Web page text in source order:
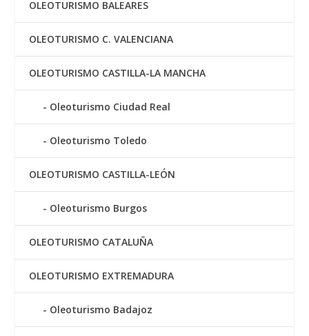
OLEOTURISMO BALEARES
OLEOTURISMO C. VALENCIANA
OLEOTURISMO CASTILLA-LA MANCHA
Oleoturismo Ciudad Real
Oleoturismo Toledo
OLEOTURISMO CASTILLA-LEÓN
Oleoturismo Burgos
OLEOTURISMO CATALUÑA
OLEOTURISMO EXTREMADURA
Oleoturismo Badajoz